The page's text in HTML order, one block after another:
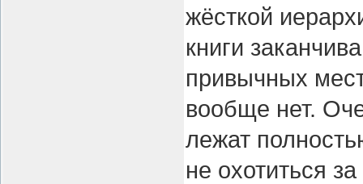
жёсткой
книги
привычных
вообще нет.
лежат
не охотиться